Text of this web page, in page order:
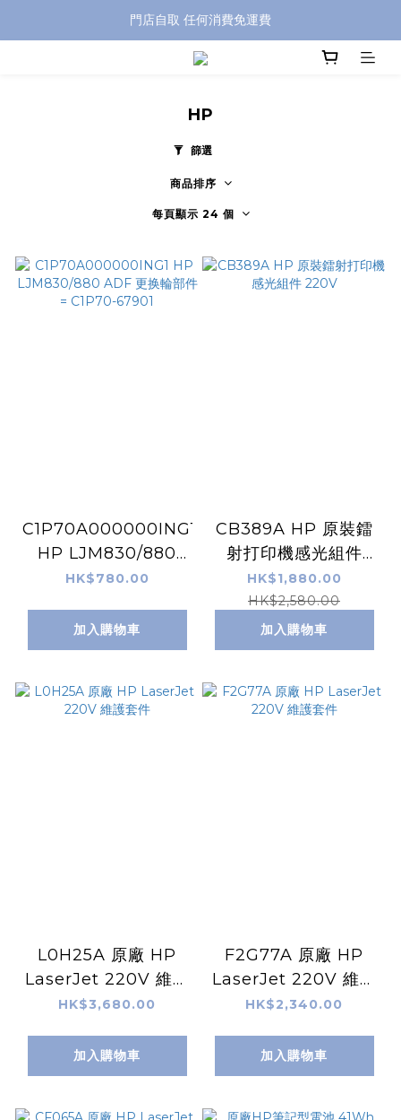
特別優惠: 訂單滿 HKD$499 免運費
門店自取 任何消費免運費
特別優惠: 訂單滿 HKD$499 免運費
HP
篩選
商品排序
每頁顯示 24 個
C1P70A000000ING1
HP LJM830/880
ADF 更换輪部件 =
HK$780.00
加入購物車
CB389A HP 原裝鐳
射打印機感光組件
220V
HK$1,880.00
HK$2,580.00
加入購物車
L0H25A 原廠 HP
LaserJet 220V 維護
套件
HK$3,680.00
加入購物車
F2G77A 原廠 HP
LaserJet 220V 維護
套件
HK$2,340.00
加入購物車